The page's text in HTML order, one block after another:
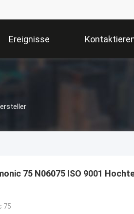
Ereignisse
75 N06075 ISO 9001
75